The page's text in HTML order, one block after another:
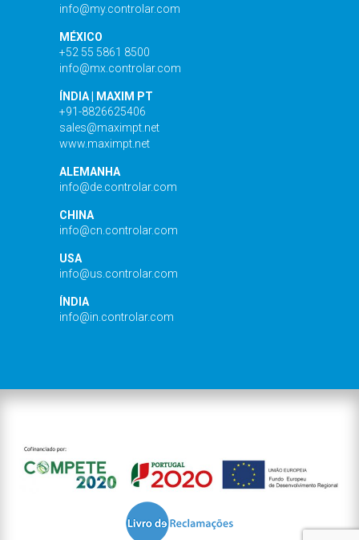
info@my.controlar.com
MÉXICO
+52 55 5861 8500
info@mx.controlar.com
ÍNDIA | MAXIM PT
+91-8826625406
sales@maximpt.net
www.maximpt.net
ALEMANHA
info@de.controlar.com
CHINA
info@cn.controlar.com
USA
info@us.controlar.com
ÍNDIA
info@in.controlar.com